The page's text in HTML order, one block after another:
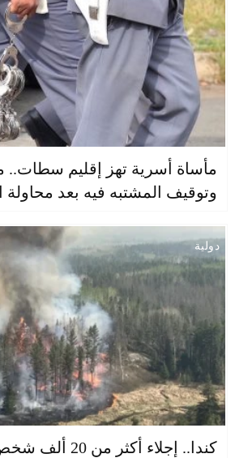
مأساة أسرية تهز إقليم
وتوقيف المشتبه فيه بعد محاولة
دولية
كندا.. إجلاء